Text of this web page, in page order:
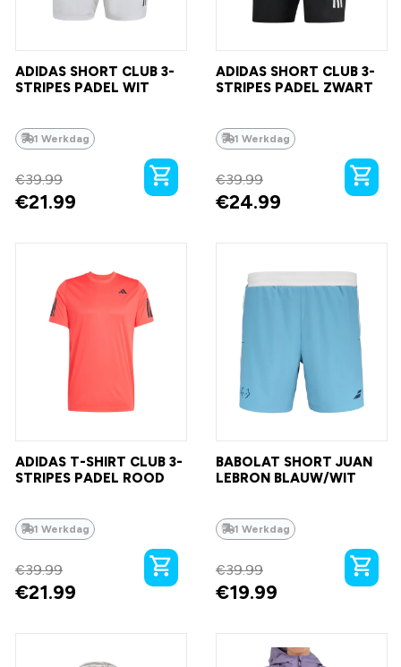
ADIDAS SHORT CLUB 3-
STRIPES PADEL WIT
1 Werkdag
€39.99
€21.99
ADIDAS SHORT CLUB 3-
STRIPES PADEL ZWART
1 Werkdag
€39.99
€24.99
ADIDAS T-SHIRT CLUB 3-
STRIPES PADEL ROOD
1 Werkdag
€39.99
€21.99
BABOLAT SHORT JUAN
LEBRON BLAUW/WIT
1 Werkdag
€39.99
€19.99